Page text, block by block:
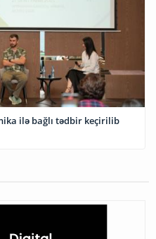
ilə bağlı tədbir keçirilib